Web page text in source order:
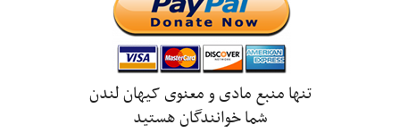
تنها منبع مادی و معنوی کیهان لندن
شما خوانندگان هستید